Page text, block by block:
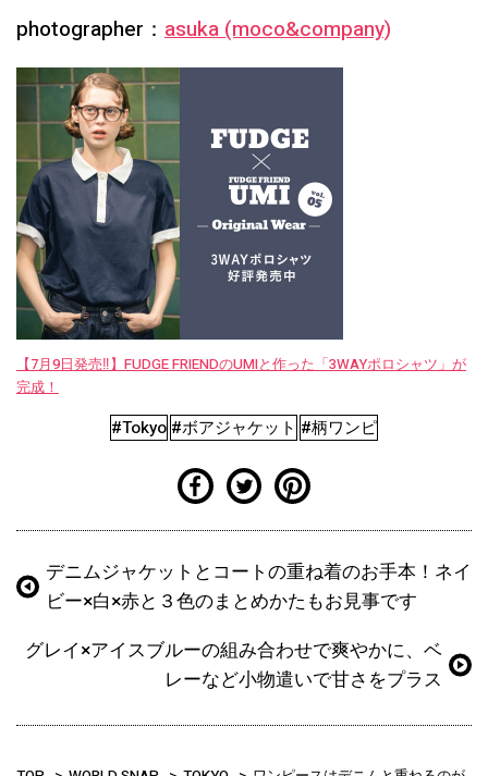
photographer： asuka (moco&company)
【7月9日発売‼︎】FUDGE FRIENDのUMIと作った「3WAYポロシャツ」が
完成！
#Tokyo #ボアジャケット #柄ワンピ
デニムジャケットとコートの重ね着のお手本！ネイ
ビー×白×赤と３色のまとめかたもお見事です
グレイ×アイスブルーの組み合わせで爽やかに、ベ
レーなど小物遣いで甘さをプラス